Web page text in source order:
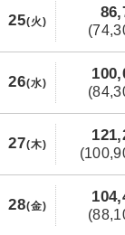
25(火)
26(水)
27(木)
28(金)